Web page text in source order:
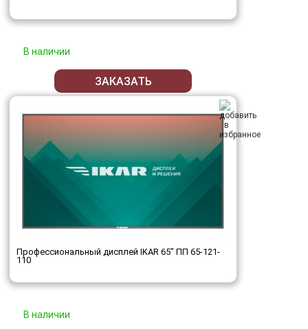
В наличии
ЗАКАЗАТЬ
Профессиональный дисплей IKAR 65" ПП 65-121-
110
В наличии